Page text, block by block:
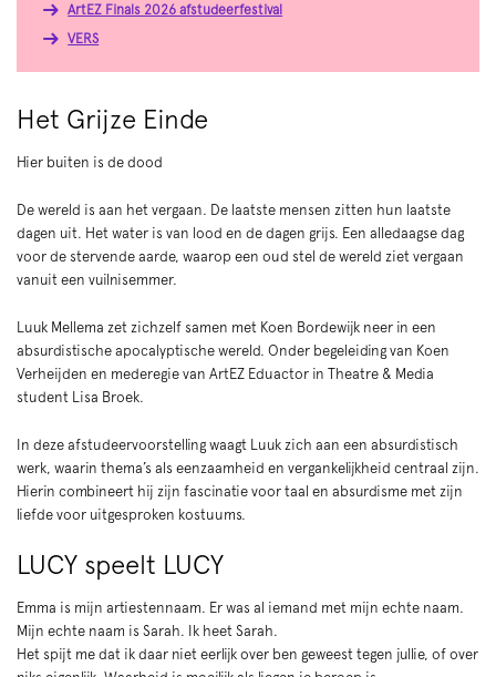
Het Grijze Einde
Hier buiten is de dood
De wereld is aan het vergaan. De laatste mensen zitten hun laatste
dagen uit. Het water is van lood en de dagen grijs. Een alledaagse dag
voor de stervende aarde, waarop een oud stel de wereld ziet vergaan
vanuit een vuilnisemmer.
Luuk Mellema zet zichzelf samen met Koen Bordewijk neer in een
absurdistische apocalyptische wereld. Onder begeleiding van Koen
Verheijden en mederegie van ArtEZ Eduactor in Theatre & Media
student Lisa Broek.
In deze afstudeervoorstelling waagt Luuk zich aan een absurdistisch
werk, waarin thema’s als eenzaamheid en vergankelijkheid centraal zijn.
Hierin combineert hij zijn fascinatie voor taal en absurdisme met zijn
liefde voor uitgesproken kostuums.
LUCY speelt LUCY
Emma is mijn artiestennaam. Er was al iemand met mijn echte naam.
Mijn echte naam is Sarah. Ik heet Sarah.
Het spijt me dat ik daar niet eerlijk over ben geweest tegen jullie, of over
ArtEZ Finals 2026 afstudeerfestival
VERS